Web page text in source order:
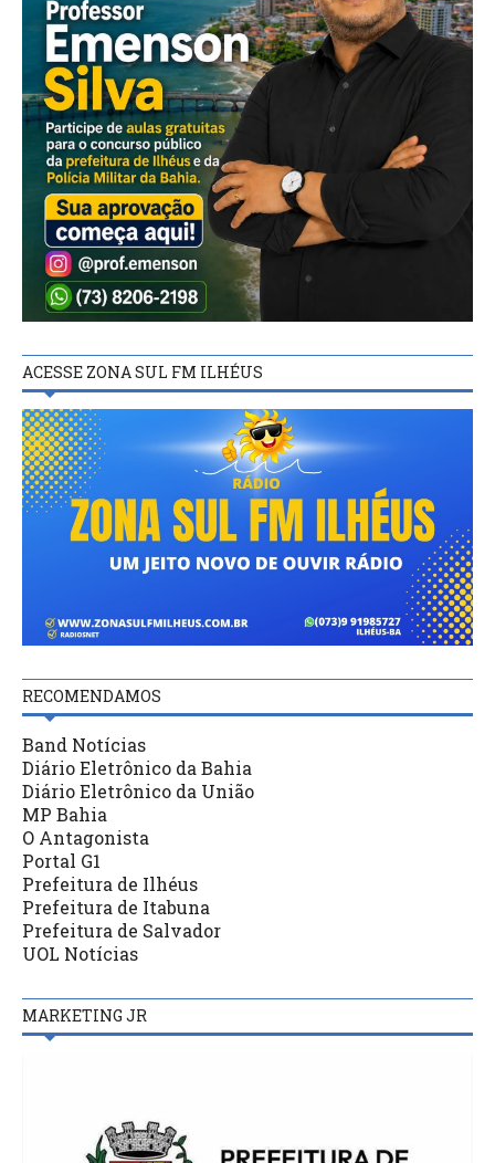
ACESSE ZONA SUL FM ILHÉUS
RECOMENDAMOS
Band Notícias
Diário Eletrônico da Bahia
Diário Eletrônico da União
MP Bahia
O Antagonista
Portal G1
Prefeitura de Ilhéus
Prefeitura de Itabuna
Prefeitura de Salvador
UOL Notícias
MARKETING JR